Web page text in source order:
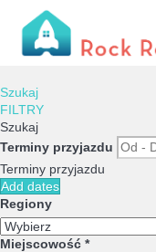
Szukaj
FILTRY
Szukaj
Terminy przyjazdu
Terminy przyjazdu
Add dates
Regiony
Miejscowość *